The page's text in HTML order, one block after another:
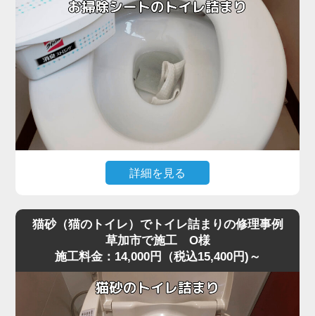
ど強く噛み込んでいる状態でした。
最近の節水型トイレは水量が少ないため、草加市周辺でも
大量のトイレットペーパーがS字カーブの奥で団子状に固
まり、手前には見えない位置で完全に閉塞を起こすケース
が増えています。
こうした奥の詰まりは家庭用の道具では届かず、無理に押
すと内部でさらに強く詰まってしまうことがあります。
今回は業務用の高圧ポンプを使用し、詰まりの核心部分へ
圧力を段階的にかける方法で作業を行いました。
急激に圧力を加えると便器に負担がかかるため、内部の抵
抗を確認しながら慎重に数回加圧。
押し流されて一気に通水が回復しました。
作業後は複数回の排水テストも行い、逆流・異音・水位の
異常がないことを確認し、安心して使用できる状態に復
旧。
最後に、再発防止策として「トイレットペーパーは2～3回
に分けて流す」「厚手ペーパーを大量に使わない」など正
詳細を見る
水位が上がったまま下がらなくなり、トイレが完全に詰ま
ってしまったというご相談がありました。
現場を確認すると、便器の奥でシートがしっかりと引っ掛
かり、手前の見える部分ではなくS字奥で固く詰まってい
る状態でした。
最近は「流せる」と書かれたお掃除シートが普及していま
猫砂（猫のトイレ）でトイレ詰まりの修理事例
草加市で施工 O様
施工料金：14,000円（税込15,400円)～